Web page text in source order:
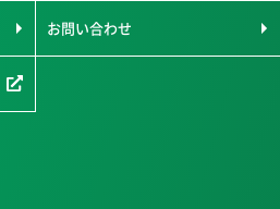
お問い合わせ